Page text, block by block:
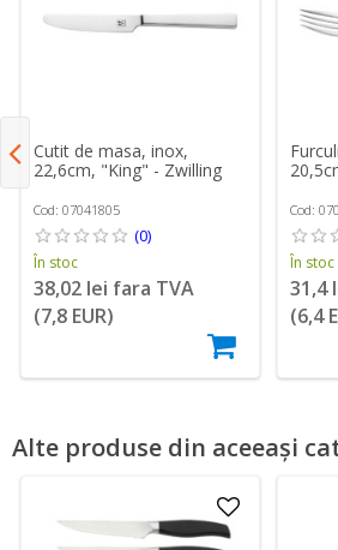
Cutit de masa, inox,
22,6cm, "King" - Zwilling
Cod: 07041805
(0)
În stoc
38,02 lei fara TVA
(7,8 EUR)
Cod:
În stoc
31,4
(6,4
Alte produse din aceeași